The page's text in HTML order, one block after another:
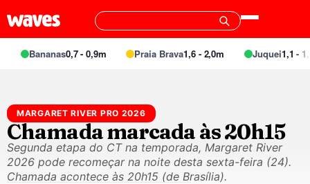
Bananas0,7 - 0,9m Praia Brava1,6 - 2,0m Juquei1,1 -
MARGARET RIVER PRO 2026
Chamada marcada às 20h15
Segunda etapa do CT na temporada, Margaret River
2026 pode recomeçar na noite desta sexta-feira (24).
Chamada acontece às 20h15 (de Brasília).